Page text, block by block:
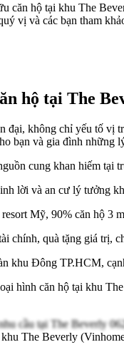
căn hộ tại khu The
vị và các bạn tham
hộ tại The
không chỉ yếu tố vị
bạn và gia đình những
cung khan hiếm tại
lời và an cư lý tưởng
Mỹ, 90% căn hộ 3
chính, quà tặng giá trị,
khu Đông TP.HCM,
hình căn hộ tại khu
The Beverly